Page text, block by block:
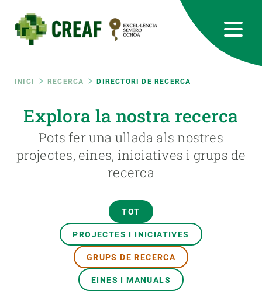
contingut
Fil
d'ariadna
INICI RECERCA DIRECTORI DE RECERCA
Explora la nostra recerca
Pots fer una ullada als nostres
projectes, eines, iniciatives i grups de
recerca
TOT
PROJECTES I INICIATIVES
GRUPS DE RECERCA
EINES I MANUALS
RRSS
Featured
responsive
INTRANET
Responsive
menu
CIÈNCIA EN ACCIÓ
UNEIX-TE A NOSALTRES